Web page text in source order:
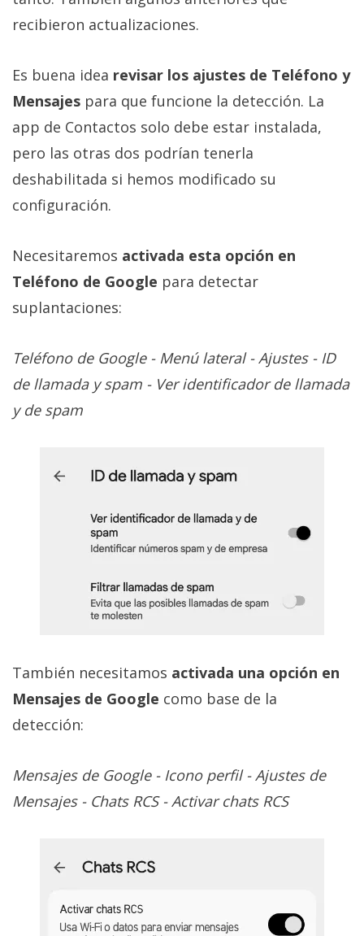
recibieron actualizaciones.
Es buena idea revisar los ajustes de Teléfono y
Mensajes para que funcione la detección. La
app de Contactos solo debe estar instalada,
pero las otras dos podrían tenerla
deshabilitada si hemos modificado su
configuración.
Necesitaremos activada esta opción en
Teléfono de Google para detectar
suplantaciones:
Teléfono de Google - Menú lateral - Ajustes - ID
de llamada y spam - Ver identificador de llamada
y de spam
También necesitamos activada una opción en
Mensajes de Google como base de la
detección:
Mensajes de Google - Icono perfil - Ajustes de
Mensajes - Chats RCS - Activar chats RCS